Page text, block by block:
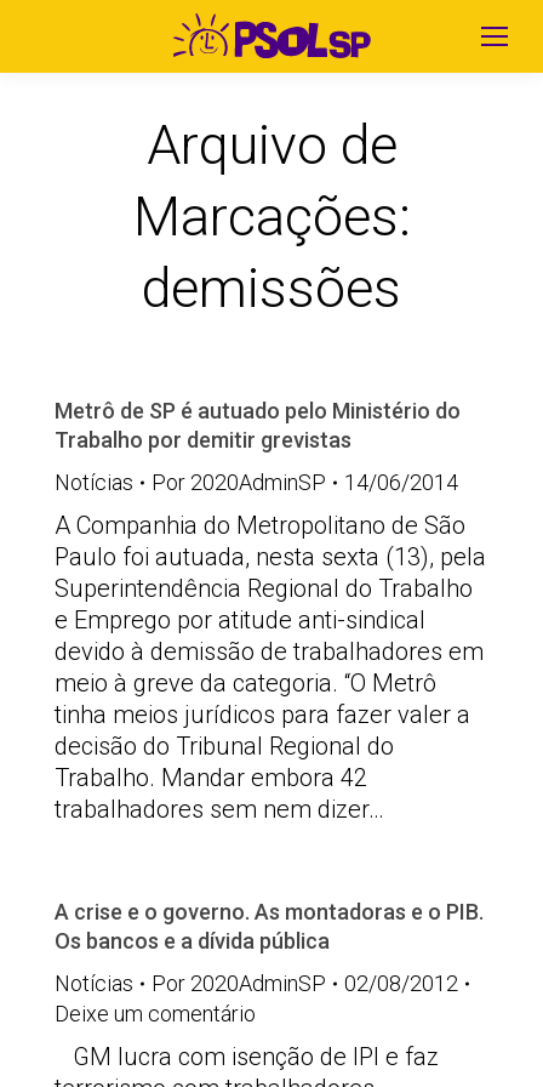
Arquivo de
Marcações:
demissões
Metrô de SP é autuado pelo Ministério do
Trabalho por demitir grevistas
Notícias
Por 2020AdminSP 14/06/2014
A Companhia do Metropolitano de São
Paulo foi autuada, nesta sexta (13), pela
Superintendência Regional do Trabalho
e Emprego por atitude anti-sindical
devido à demissão de trabalhadores em
meio à greve da categoria. “O Metrô
tinha meios jurídicos para fazer valer a
decisão do Tribunal Regional do
Trabalho. Mandar embora 42
trabalhadores sem nem dizer…
A crise e o governo. As montadoras e o PIB.
Os bancos e a dívida pública
Notícias
Por 2020AdminSP
02/08/2012
Deixe um comentário
GM lucra com isenção de IPI e faz